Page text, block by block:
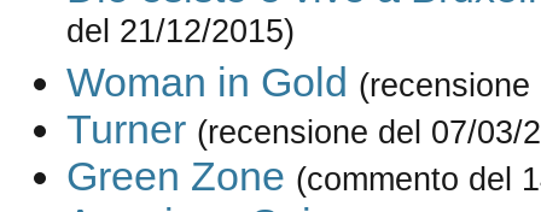
del 21/12/2015)
Woman in Gold
Turner (recensione del 07/03/
Green Zone (commento del